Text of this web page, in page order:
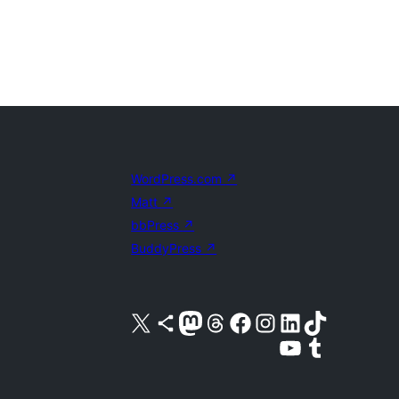
WordPress.com ↗
Matt ↗
bbPress ↗
BuddyPress ↗
Visite a nossa conta X (antigo Twitter)
Visit our Bluesky account
Visit our Mastodon account
Visit our Threads account
Visite a nossa página do Facebook
Visite a nossa conta no Instagram
Visite a nossa conta no LinkedIn
Visit our TikTok account
Visit our YouTube channel
Visit our Tumblr account